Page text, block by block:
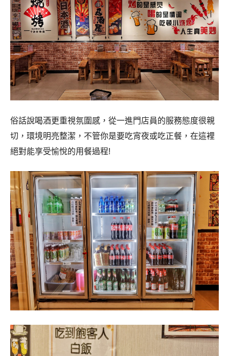
俗話說喝酒更重視氛圍感，從一進門店員的服務態度很親
切，環境明亮整潔，不管你是要吃宵夜或吃正餐，在這裡
絕對能享受愉悅的用餐過程!